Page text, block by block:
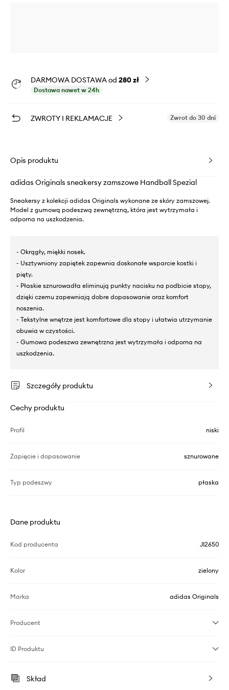
DARMOWA DOSTAWA od 280 zł
Dostawa nawet w 24h
ZWROTY I REKLAMACJE Zwrot do 30 dni
Opis produktu
adidas Originals sneakersy zamszowe Handball Spezial
Sneakersy z kolekcji adidas Originals wykonane ze skóry zamszowej.
Model z gumową podeszwą zewnętrzną, która jest wytrzymała i
odporna na uszkodzenia.
- Okrągły, miękki nosek.
- Usztywniony zapiętek zapewnia doskonałe wsparcie kostki i
pięty.
- Płaskie sznurowadła eliminują punkty nacisku na podbicie stopy,
dzięki czemu zapewniają dobre dopasowanie oraz komfort
noszenia.
- Tekstylne wnętrze jest komfortowe dla stopy i ułatwia utrzymanie
obuwia w czystości.
- Gumowa podeszwa zewnętrzna jest wytrzymała i odporna na
uszkodzenia.
Szczegóły produktu
Cechy produktu
Profil niski
Zapięcie i dopasowanie sznurowane
Typ podeszwy płaska
Dane produktu
Kod producenta JI2650
Kolor zielony
Marka adidas Originals
Producent
ID Produktu
Skład